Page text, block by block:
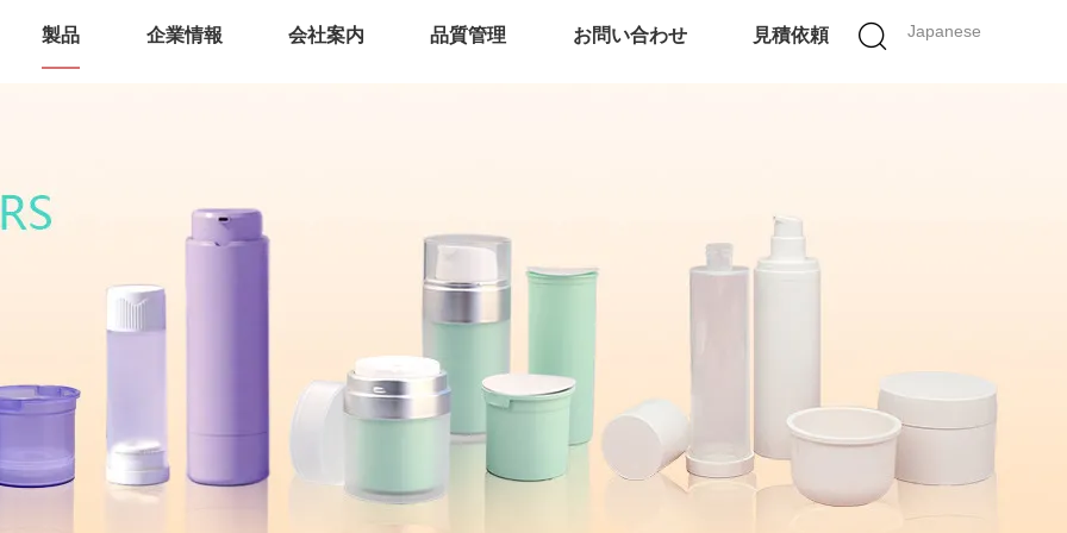
Japanese
製品 企業情報 会社案内 品質管理 お問い合わせ 見積依頼